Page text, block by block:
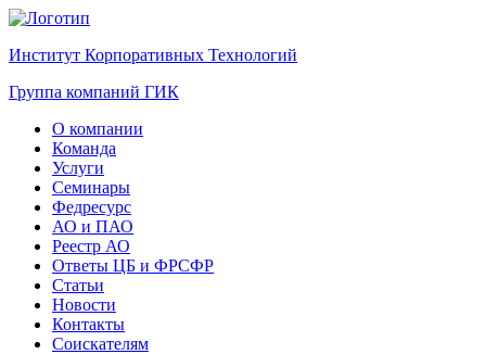
Институт Корпоративных Технологий
Группа компаний ГИК
О компании
Команда
Услуги
Семинары
Федресурс
АО и ПАО
Реестр АО
Ответы ЦБ и ФРСФР
Статьи
Новости
Контакты
Соискателям